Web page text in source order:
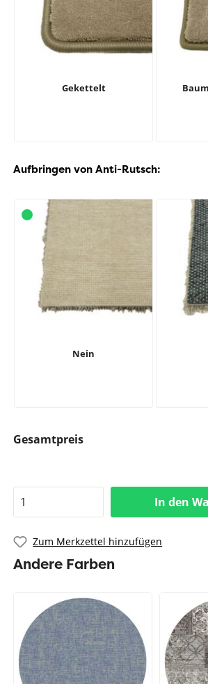
Gekettelt
Aufbringen von Anti-Rutsch:
Nein
Gesamtpreis
In den
Zum Merkzettel hinzufügen
Andere Farben